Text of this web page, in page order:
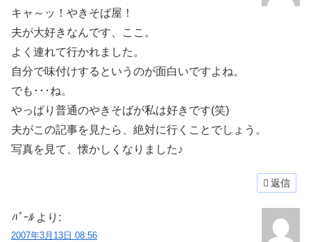
キャ～ッ！やきそば屋！
夫が大好きなんです、ここ。
よく連れて行かれました。
自分で味付けするというのが面白いですよね。
でも･･･ね。
やっぱり普通のやきそばが私は好きです(笑)
夫がこの記事を見たら、絶対に行くことでしょう。
写真を見て、懐かしくなりました♪
返信
ﾊﾟｰﾙ より:
2007年3月13日 08:56